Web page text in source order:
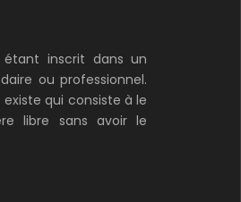
inscrit dans un
ou professionnel.
qui consiste à le
libre sans avoir le